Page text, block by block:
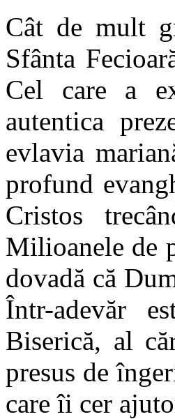
Cât de mult
Sfânta
Cel care a
autentica
evlavia
profund
Cristos
Milioanele de
dovadă că
Într-adevăr
Biserică, al
presus de
care îi cer